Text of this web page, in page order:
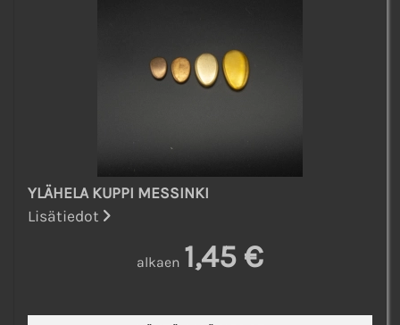
YLÄHELA KUPPI MESSINKI
Lisätiedot
alkaen 1,45 €